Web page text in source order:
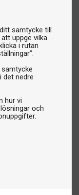
samtycke till
uppge vilka
i rutan
det nedre
hur vi
och